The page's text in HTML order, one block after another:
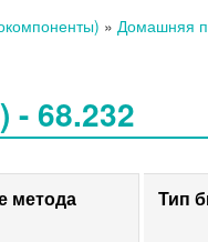
» Домашняя
68.232
метода
Тип